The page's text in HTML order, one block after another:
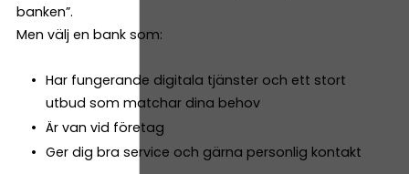
banken”.
Men välj en bank som:
Har fungerande digitala tjänster och ett stort
utbud som matchar dina behov
Är van vid företag
Ger dig bra service och gärna personlig kontakt